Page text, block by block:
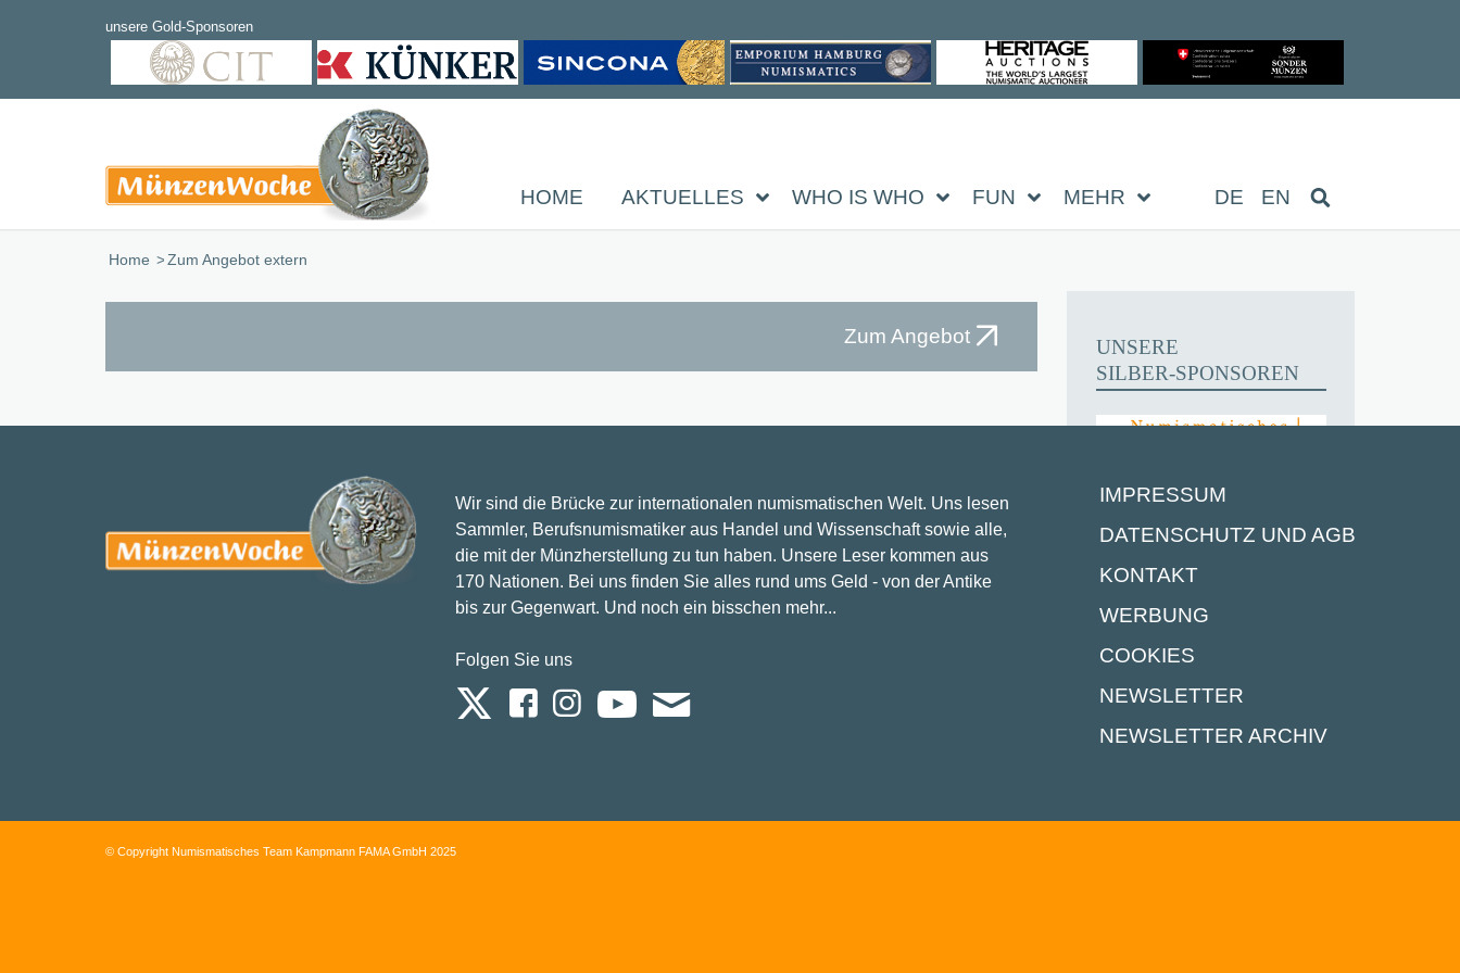
HOME AKTUELLES WHO IS WHO FUN MEHR DE EN
Home /Zum Angebot extern
Zum Angebot
UNSERE
SILBER-SPONSOREN
Wir sind die Brücke zur internationalen numismatischen Welt. Uns lesen
Sammler, Berufsnumismatiker aus Handel und Wissenschaft sowie alle,
die mit der Münzherstellung zu tun haben. Unsere Leser kommen aus
170 Nationen. Bei uns finden Sie alles rund ums Geld - von der Antike
bis zur Gegenwart. Und noch ein bisschen mehr...
Folgen Sie uns
IMPRESSUM
DATENSCHUTZ UND AGB
KONTAKT
WERBUNG
COOKIES
NEWSLETTER
NEWSLETTER ARCHIV
© Copyright Numismatisches Team Kampmann FAMA GmbH 2025